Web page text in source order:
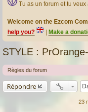
Tu as un forum et tu
Welcome on the Ezcom
help you?
Make a
STYLE :
Règles du forum
Répondre
23